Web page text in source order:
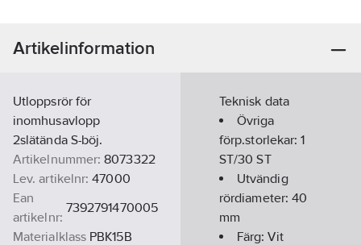
Artikelinformation
Utloppsrör för
inomhusavlopp
2slätända S-böj.
Artikelnummer: 8073322
Lev. artikelnr: 47000
Ean
artikelnr:
7392791470005
Materialklass PBK15B
Teknisk data
Övriga
förp.storlekar:1
ST/30 ST
Utvändig
rördiameter:40
mm
Färg:Vit